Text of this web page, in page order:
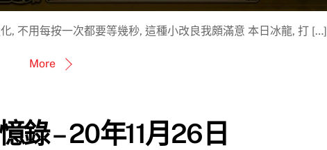
, 不用每按一次都要等幾秒, 這種小改良我頗滿意 本日冰龍, 打 […]
More
錄 – 20年11月26日